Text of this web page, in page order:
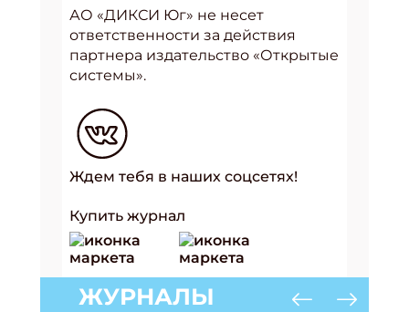
АО «ДИКСИ Юг» не несет
ответственности за действия
партнера издательство «Открытые
системы».
Ждем тебя в наших соцсетях!
Купить журнал
ЖУРНАЛЫ
Подпишись на рассылку